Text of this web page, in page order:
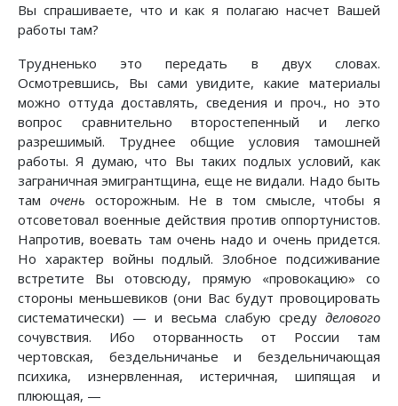
Вы спрашиваете, что и как я полагаю насчет Вашей
работы там?
Трудненько это передать в двух словах.
Осмотревшись, Вы сами увидите, какие материалы
можно оттуда доставлять, сведения и проч., но это
вопрос сравнительно второстепенный и легко
разрешимый. Труднее общие условия тамошней
работы. Я думаю, что Вы таких подлых условий, как
заграничная эмигрантщина, еще не видали. Надо быть
тамочень осторожным. Не в том смысле, чтобы я
отсоветовал военные действия против оппортунистов.
Напротив, воевать там очень надо и очень придется.
Но характер войны подлый. Злобное подсиживание
встретите Вы отовсюду, прямую «провокацию» со
стороны меньшевиков (они Вас будут провоцировать
систематически) — и весьма слабую среду делового
сочувствия. Ибо оторванность от России там
чертовская, бездельничанье и бездельничающая
психика, изнервленная, истеричная, шипящая и
плюющая, —